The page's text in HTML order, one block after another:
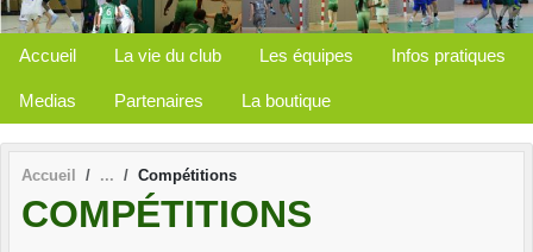
Accueil La vie du club Les équipes Infos pratiques
Medias Partenaires La boutique
Accueil Compétitions
COMPÉTITIONS